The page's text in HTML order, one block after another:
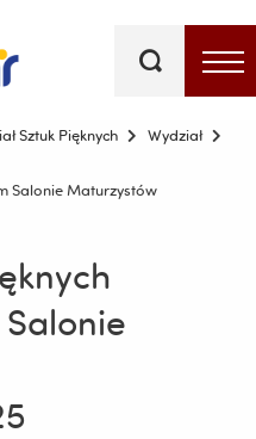
kluczowe
Sztuk Pięknych
Wydział
Salonie Maturzystów